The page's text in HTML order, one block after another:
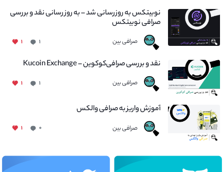
نوبیتکس به روزرسانی شد – به روز رسانی نقد و بررسی
صرافی نوبیتکس
صرافی بین ۱ ۱
نقد و بررسی صرافی‌کوکوین – Kucoin Exchange
صرافی بین ۱ ۱
آموزش واریز به صرافی والکس
صرافی بین ۰ ۱